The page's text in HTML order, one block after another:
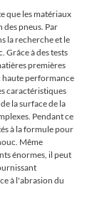
que les matériaux
pneus. Par
la recherche et le
Grâce à des tests
premières
haute performance
caractéristiques
la surface de la
Pendant ce
à la formule pour
Même
énormes, il peut
à l'abrasion du